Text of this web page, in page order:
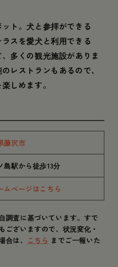
ト。犬と参拝ができる
ラスを愛犬と利用できる
、多くの観光施設がありま
レストランもあるので、
しめます。
藤沢市
島駅から徒歩13分
ムページはこちら
調査に基づいています。すで
ございますので、状況変化・
合は、 こちら までご一報いた